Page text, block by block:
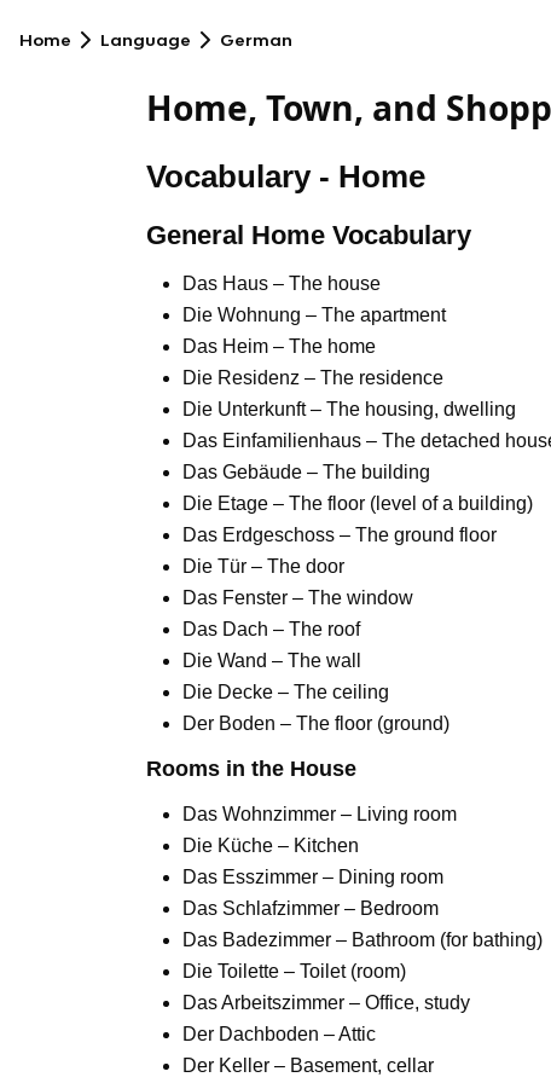
Home Language German
Home, Town, and
Vocabulary - Home
General Home Vocabulary
Das Haus – The house
Die Wohnung – The apartment
Das Heim – The home
Die Residenz – The residence
Die Unterkunft – The housing, dwelling
Das Einfamilienhaus – The detached
Das Gebäude – The building
Die Etage – The floor (level of a building)
Das Erdgeschoss – The ground floor
Die Tür – The door
Das Fenster – The window
Das Dach – The roof
Die Wand – The wall
Die Decke – The ceiling
Der Boden – The floor (ground)
Rooms in the House
Das Wohnzimmer – Living room
Die Küche – Kitchen
Das Esszimmer – Dining room
Das Schlafzimmer – Bedroom
Das Badezimmer – Bathroom (for bathing)
Die Toilette – Toilet (room)
Das Arbeitszimmer – Office, study
Der Dachboden – Attic
Der Keller – Basement, cellar